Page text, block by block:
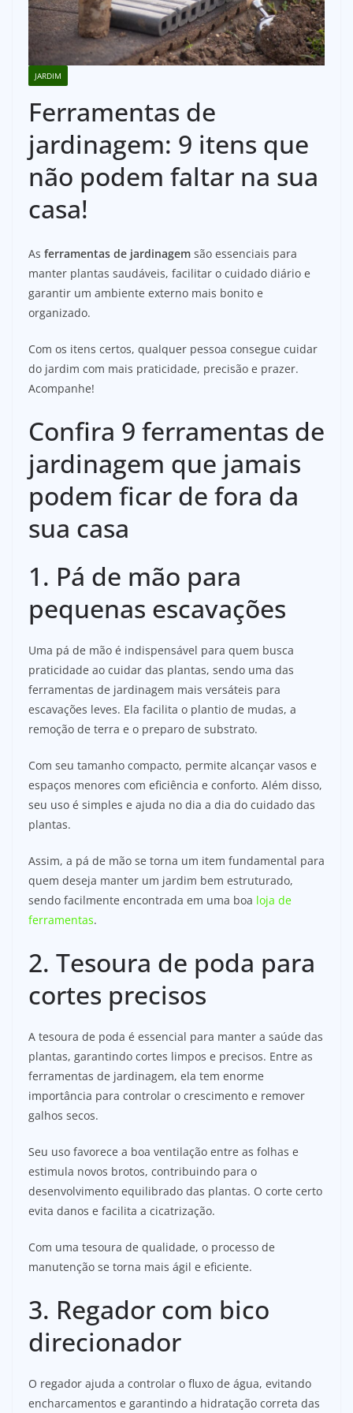
JARDIM
Ferramentas de
jardinagem: 9 itens que
não podem faltar na sua
casa!
As ferramentas de jardinagem são essenciais para
manter plantas saudáveis, facilitar o cuidado diário e
garantir um ambiente externo mais bonito e
organizado.
Com os itens certos, qualquer pessoa consegue cuidar
do jardim com mais praticidade, precisão e prazer.
Acompanhe!
Confira 9 ferramentas de
jardinagem que jamais
podem ficar de fora da
sua casa
1. Pá de mão para
pequenas escavações
Uma pá de mão é indispensável para quem busca
praticidade ao cuidar das plantas, sendo uma das
ferramentas de jardinagem mais versáteis para
escavações leves. Ela facilita o plantio de mudas, a
remoção de terra e o preparo de substrato.
Com seu tamanho compacto, permite alcançar vasos e
espaços menores com eficiência e conforto. Além disso,
seu uso é simples e ajuda no dia a dia do cuidado das
plantas.
Assim, a pá de mão se torna um item fundamental para
quem deseja manter um jardim bem estruturado,
sendo facilmente encontrada em uma boa loja de
ferramentas.
2. Tesoura de poda para
cortes precisos
A tesoura de poda é essencial para manter a saúde das
plantas, garantindo cortes limpos e precisos. Entre as
ferramentas de jardinagem, ela tem enorme
importância para controlar o crescimento e remover
galhos secos.
Seu uso favorece a boa ventilação entre as folhas e
estimula novos brotos, contribuindo para o
desenvolvimento equilibrado das plantas. O corte certo
evita danos e facilita a cicatrização.
Com uma tesoura de qualidade, o processo de
manutenção se torna mais ágil e eficiente.
3. Regador com bico
direcionador
O regador ajuda a controlar o fluxo de água, evitando
encharcamentos e garantindo a hidratação correta das